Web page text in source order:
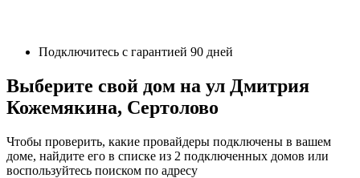
Подключитесь с гарантией 90 дней
Выберите свой дом на ул Дмитрия
Кожемякина, Сертолово
Чтобы проверить, какие провайдеры подключены в вашем
доме, найдите его в списке из 2 подключенных домов или
воспользуйтесь поиском по адресу